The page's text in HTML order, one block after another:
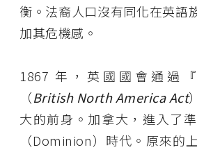
衡。法裔人口沒有同化在英語
加其危機感。
1867 年，英國國會通過
（British North America Act
大的前身。加拿大，進入了
（Dominion）時代。原來的